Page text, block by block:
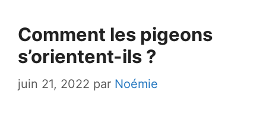
Comment les pigeons
s’orientent-ils ?
juin 21, 2022 par Noémie